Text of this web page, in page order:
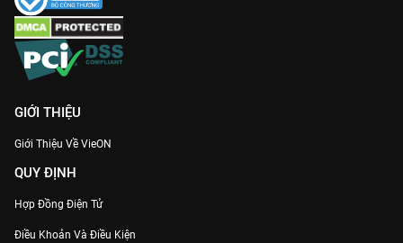
GIỚI THIỆU
Giới Thiệu Về VieON
QUY ĐỊNH
Hợp Đồng Điện Tử
Điều Khoản Và Điều Kiện